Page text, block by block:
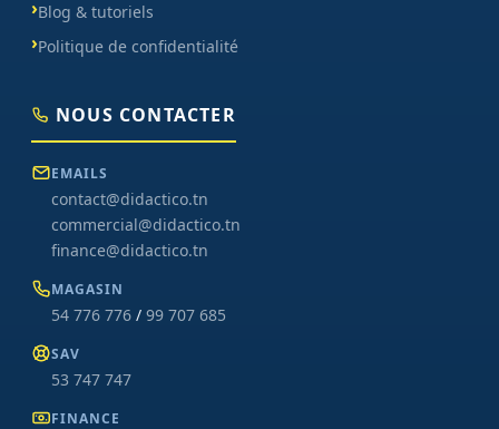
Blog & tutoriels
Politique de confidentialité
NOUS CONTACTER
EMAILS
contact@didactico.tn
commercial@didactico.tn
finance@didactico.tn
MAGASIN
54 776 776 / 99 707 685
SAV
53 747 747
FINANCE